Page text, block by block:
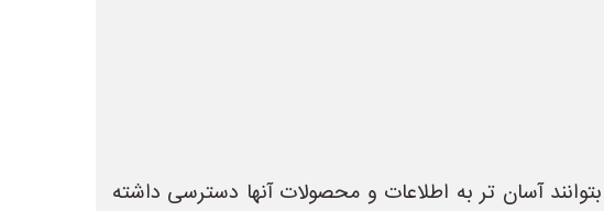
آسان تر به اطلاعات و محصولات آنها دسترسی داشته